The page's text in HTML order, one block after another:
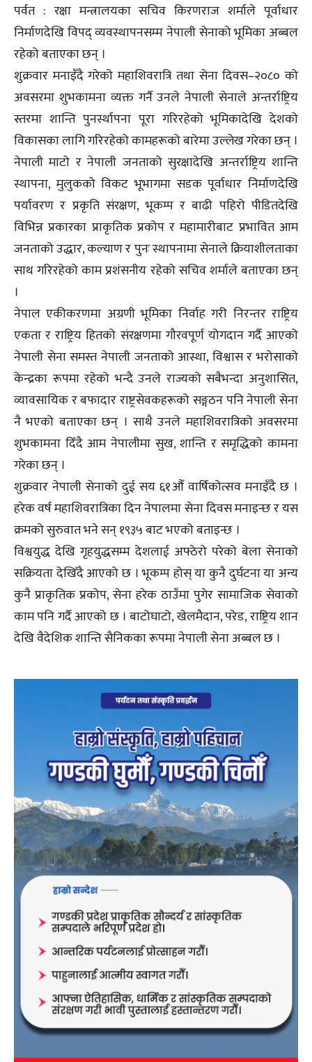
पर्वत : रक्षा मन्त्रालयका सचिव किरणराज शर्माले पूर्वाधार
निर्माणदेखि विपद् व्यवस्थापनसम्म नेपाली सेनाको भूमिका अब्बल
रहेको बताएका छन् ।
शुक्रवार मनाइँदै गरेको महाशिवरात्रि तथा सेना दिवस–२०८० को
अवसरमा शुभकामना व्यक्त गर्नै उनले नेपाली सेनाले अन्तर्राष्ट्रिय
स्तरमा शान्ति पुनर्स्थापना पूरा गरिरहेको भूमिकादेखि देशको
विकासका लागि गरिरहेको कामहरूको बारेमा उल्लेख गरेका छन् ।
नेपाली माटो र नेपाली जनताको सुरक्षादेखि अन्तर्राष्ट्रिय शान्ति
स्थापना, मुलुकको विकट भूभागमा सडक पूर्वाधार निर्माणदेखि
पर्यावरण र प्रकृति संरक्षण, भूकम्प र बाढी पहिरो पीडितदेखि
विभिन्न प्रकारका प्राकृतिक प्रकोप र महामारीबाट प्रभावित आम
जनताको उद्धार, कल्याण र पुनः स्थापनामा सेनाले क्रियाशीलताका
साथ गरिरहेको काम प्रशंसनीय रहेको सचिव शर्माले बताएका छन्
।
नेपाल एकीकरणमा अग्रणी भूमिका निर्वाह गरी निरन्तर राष्ट्रिय
एकता र राष्ट्रिय हितको संरक्षणमा गौरवपूर्ण योगदान गर्दै आएको
नेपाली सेना समस्त नेपाली जनताको आस्था, विश्वास र भरोसाको
केन्द्रका रूपमा रहेको भन्दै उनले राज्यको सबैभन्दा अनुशासित,
व्यावसायिक र बफादार राष्ट्रसेवकहरूको सङ्गठन पनि नेपाली सेना
नै भएको बताएका छन् । साथै उनले महाशिवरात्रिको अवसरमा
शुभकामना दिँदै आम नेपालीमा सुख, शान्ति र समृद्धिको कामना
गरेका छन् ।
शुक्रवार नेपाली सेनाको दुई सय ६१औँ वार्षिकोत्सव मनाइँदै छ ।
हरेक वर्ष महाशिवरात्रिका दिन नेपालमा सेना दिवस मनाइन्छ र यस
क्रमको सुरुवात भने सन् १९३५ बाट भएको बताइन्छ ।
विश्वयुद्ध देखि गृहयुद्धसम्म देशलाई अफ्ठेरो परेको बेला सेनाको
सक्रियता देखिँदै आएको छ । भूकम्प होस् या कुनै दुर्घटना या अन्य
कुनै प्राकृतिक प्रकोप, सेना हरेक ठाउँमा पुगेर सामाजिक सेवाको
काम पनि गर्दै आएको छ । बाटोघाटो, खेलमैदान, परेड, राष्ट्रिय शान
देखि वैदेशिक शान्ति सैनिकका रूपमा नेपाली सेना अब्बल छ ।